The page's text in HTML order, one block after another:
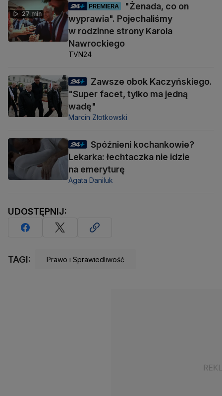
27 min
PREMIERA
"Żenada, co on
wyprawia". Pojechaliśmy
w rodzinne strony Karola
Nawrockiego
TVN24
Zawsze obok Kaczyńskiego.
"Super facet, tylko ma jedną
wadę"
Marcin Złotkowski
Spóźnieni kochankowie?
Lekarka: łechtaczka nie idzie
na emeryturę
Agata Daniluk
UDOSTĘPNIJ:
TAGI: Prawo i Sprawiedliwość